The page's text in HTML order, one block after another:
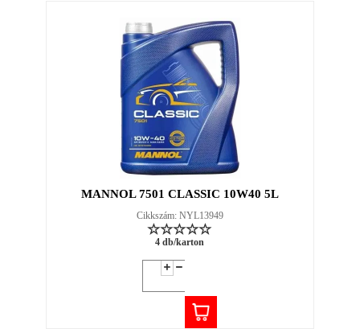
MANNOL 7501 CLASSIC 10W40 5L
Cikkszám: NYL13949
4 db/karton